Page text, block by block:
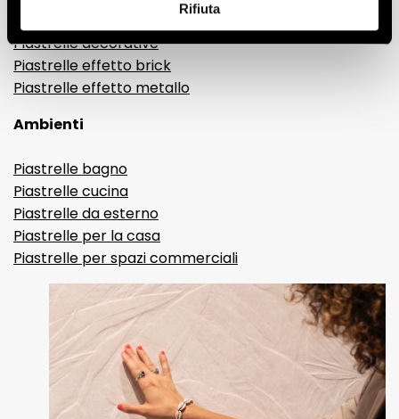
Rifiuta
Piastrelle decorative
Piastrelle effetto brick
Piastrelle effetto metallo
Ambienti
Piastrelle bagno
Piastrelle cucina
Piastrelle da esterno
Piastrelle per la casa
Piastrelle per spazi commerciali